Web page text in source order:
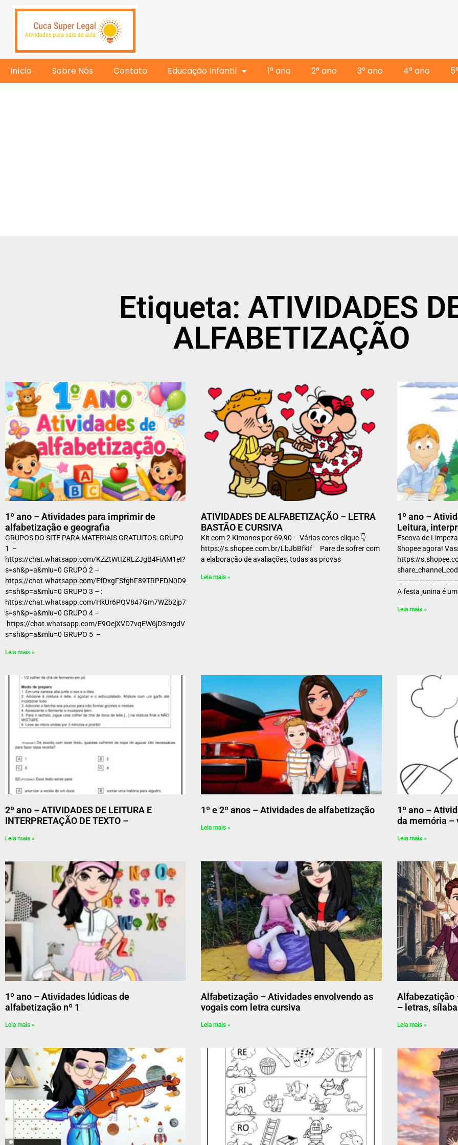
Início Sobre Nós Contato Educação Infantil 1° ano 2° ano 3° ano 4° ano
Etiqueta: ATIVIDADES
ALFABETIZAÇÃO
1º ano – Atividades para imprimir de
alfabetização e geografia
GRUPOS DO SITE PARA MATERIAIS GRATUITOS: GRUPO
1 –
https://chat.whatsapp.com/KZZtWtIZRLZJgB4FiAM1eI?
s=sh&p=a&mlu=0 GRUPO 2 –
https://chat.whatsapp.com/EfDxgFSfghF89TRPEDN0D9?
s=sh&p=a&mlu=0 GRUPO 3 – :
https://chat.whatsapp.com/HkUr6PQV847Gm7WZb2jp7a?
s=sh&p=a&mlu=0 GRUPO 4 –
https://chat.whatsapp.com/E9OejXVD7vqEW6jD3mgdVB?
s=sh&p=a&mlu=0 GRUPO 5 –
Leia mais »
ATIVIDADES DE ALFABETIZAÇÃO – LETRA
BASTÃO E CURSIVA
Kit com 2 Kimonos por 69,90 – Várias cores clique 👇
https://s.shopee.com.br/LbJbBfkIf Pare de sofrer com
a elaboração de avaliações, todas as provas
Leia mais »
1º ano –
Leitura,
Escova de
Shopee agora!
https://
A festa junina é
Leia mais »
2º ano – ATIVIDADES DE LEITURA E
INTERPRETAÇÃO DE TEXTO –
Leia mais »
1º e 2º anos – Atividades de alfabetização
Leia mais »
1º ano –
da memória –
Leia mais »
1º ano – Atividades lúdicas de
alfabetização nº 1
Leia mais »
Alfabetização – Atividades envolvendo as
vogais com letra cursiva
Leia mais »
Alfabezatição
– letras,
Leia mais »